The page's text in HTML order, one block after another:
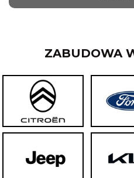
ZABUDOWA